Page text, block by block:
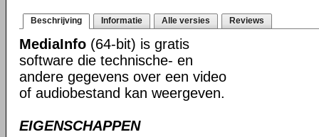
Beschrijving Informatie Alle versies Reviews
MediaInfo (64-bit) is gratis
software die technische- en
andere gegevens over een video
of audiobestand kan weergeven.
EIGENSCHAPPEN